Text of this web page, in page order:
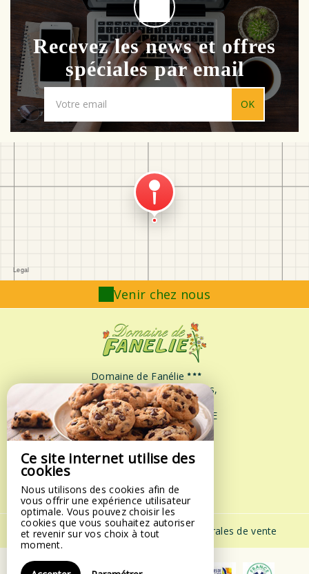
Ce site internet utilise des
cookies
Nous utilisons des cookies afin de
vous offrir une expérience utilisateur
optimale. Vous pouvez choisir les
cookies que vous souhaitez autoriser
et revenir sur vos choix à tout
moment.
Recevez les news et offres
spéciales par email
OK
Venir chez nous
Domaine de Fanélie
71 Impasse Bougainvilliers,
Ferry Leroux,
97126 DESHAIES - FRANCE
+590 590 28-5211
Contacter par email
Mentions légales | Conditions générales de vente